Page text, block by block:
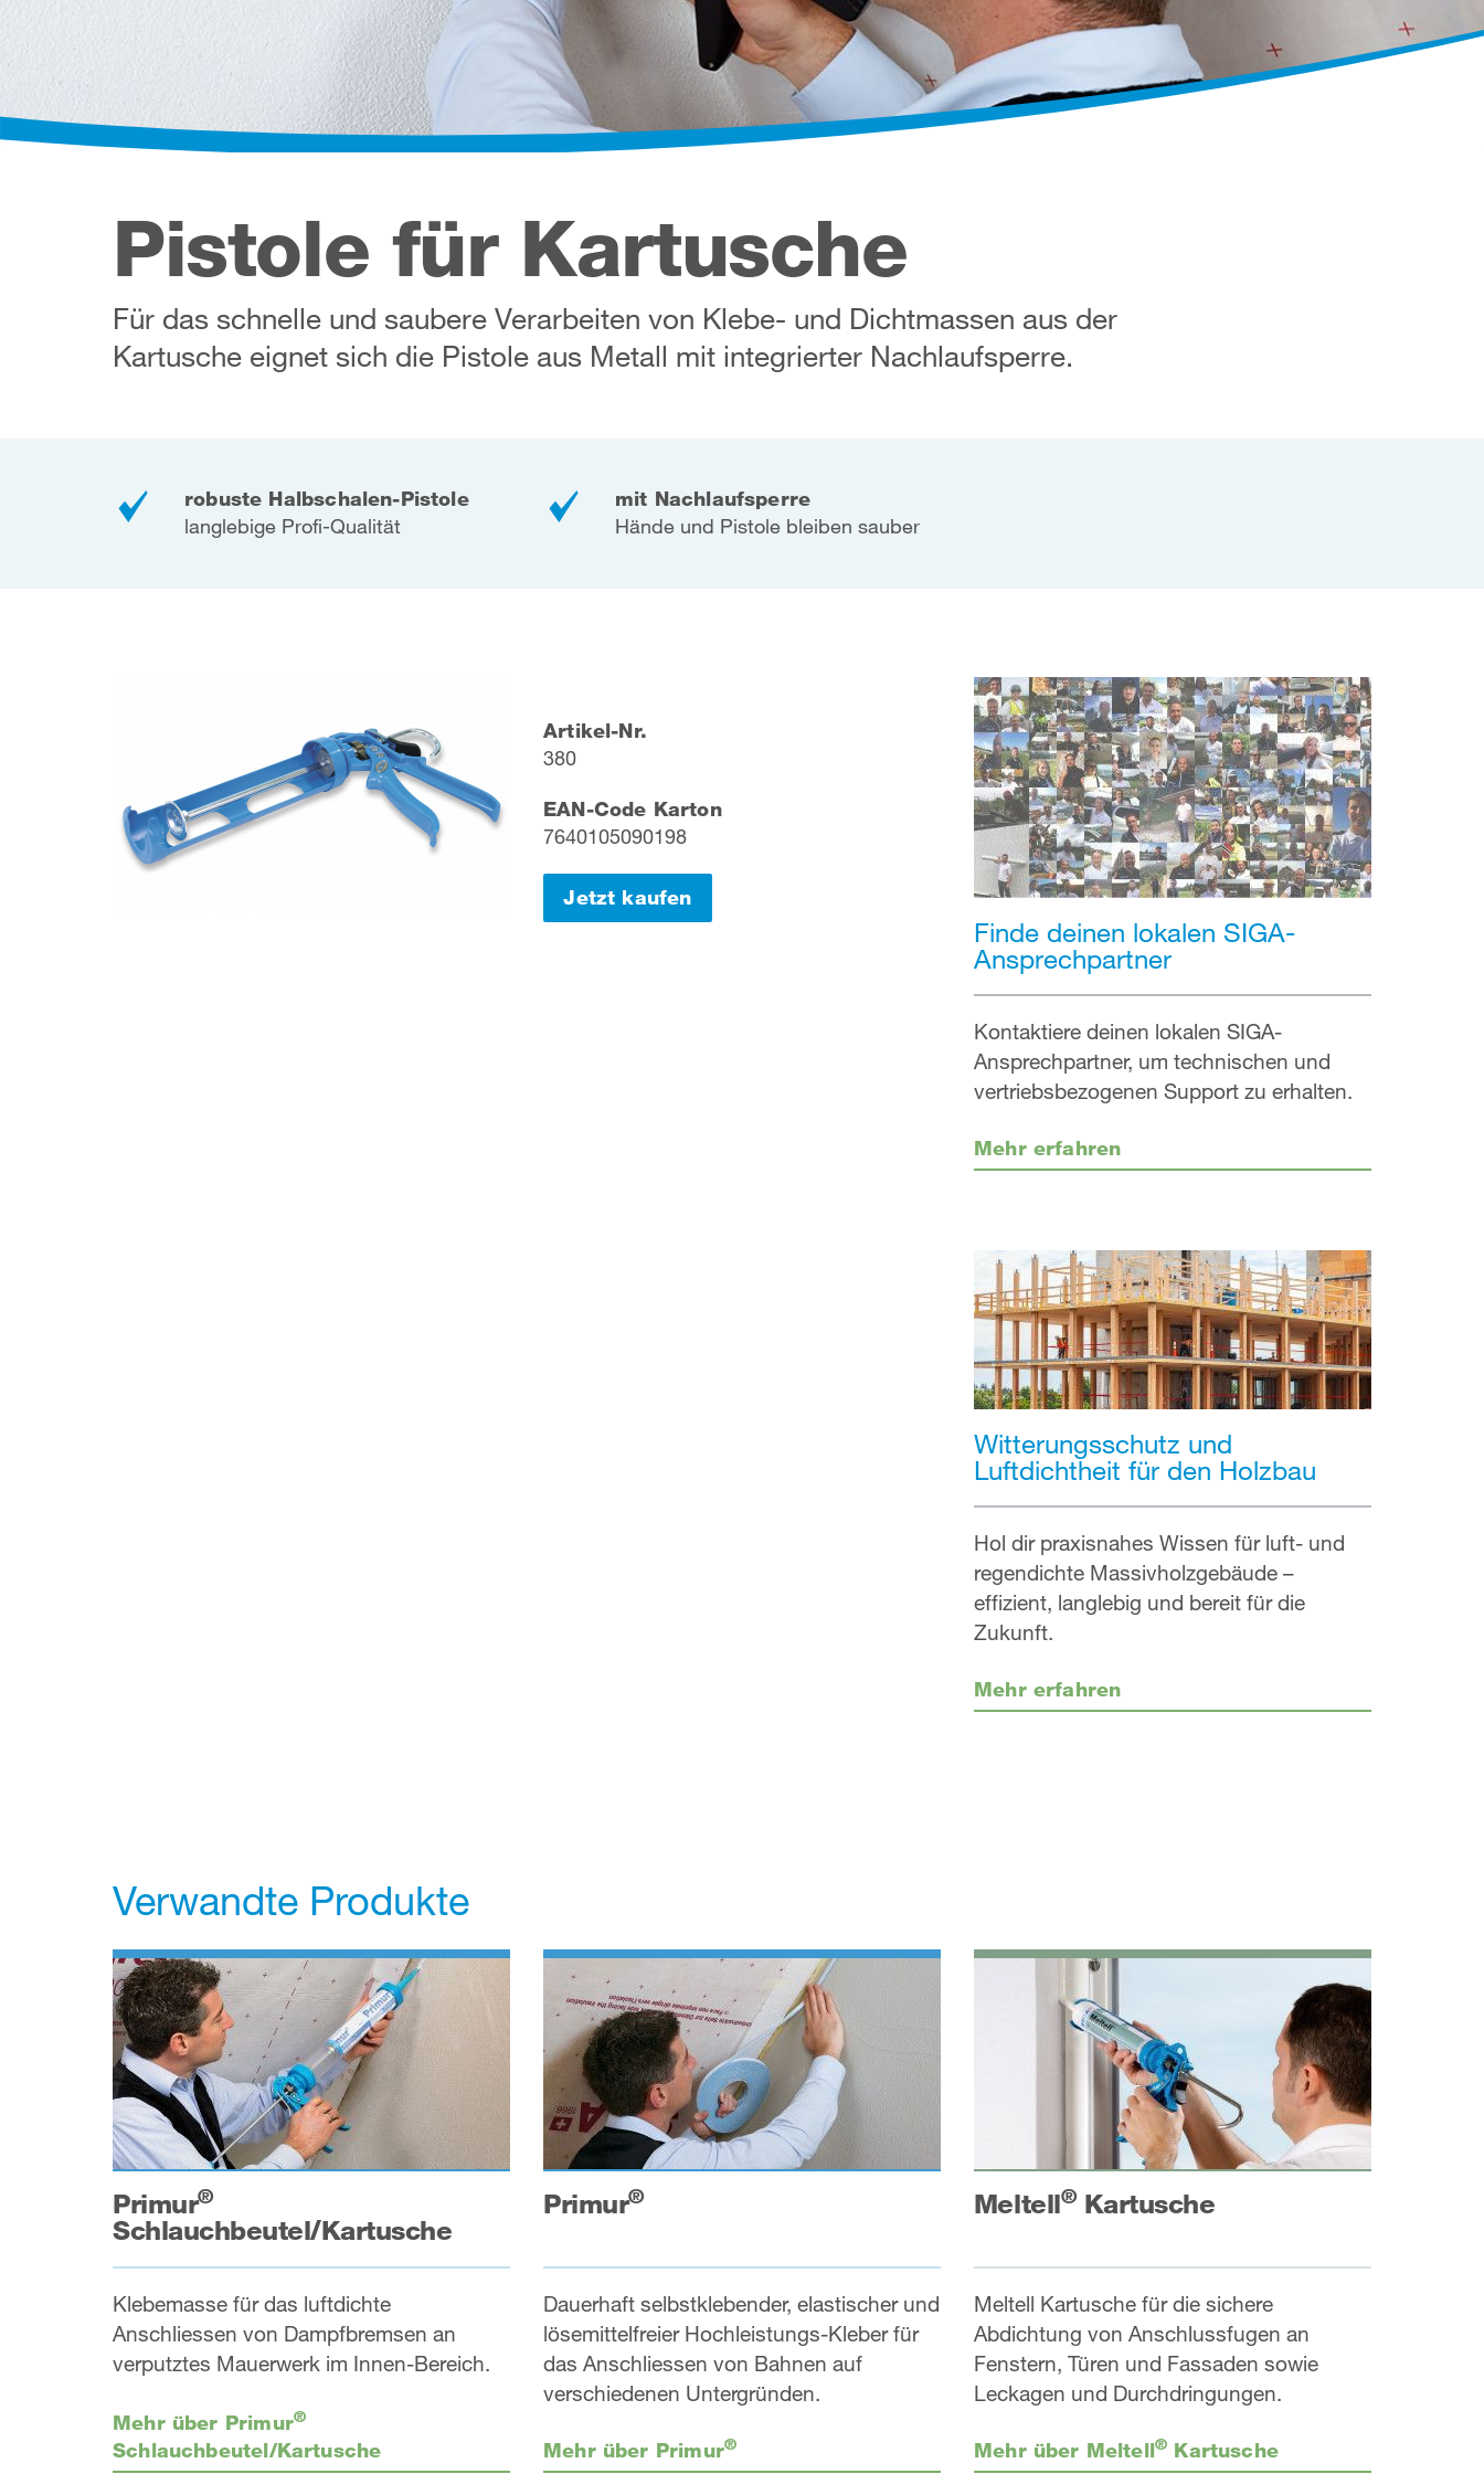
Pistole für Kartusche
Für das schnelle und saubere Verarbeiten von Klebe- und Dichtmassen aus der
Kartusche eignet sich die Pistole aus Metall mit integrierter Nachlaufsperre.
robuste Halbschalen-Pistole
langlebige Profi-Qualität
mit Nachlaufsperre
Hände und Pistole bleiben sauber
Artikel-Nr.
380
EAN-Code Karton
7640105090198
Jetzt kaufen
Finde deinen lokalen SIGA-
Ansprechpartner
Kontaktiere deinen lokalen SIGA-
Ansprechpartner, um technischen und
vertriebsbezogenen Support zu erhalten.
Mehr erfahren
Witterungsschutz und
Luftdichtheit für den Holzbau
Hol dir praxisnahes Wissen für luft- und
regendichte Massivholzgebäude –
effizient, langlebig und bereit für die
Zukunft.
Mehr erfahren
Verwandte Produkte
Primur®
Schlauchbeutel/Kartusche
Klebemasse für das luftdichte
Anschliessen von Dampfbremsen an
verputztes Mauerwerk im Innen-Bereich.
Mehr über Primur®
Schlauchbeutel/Kartusche
Primur®
Dauerhaft selbstklebender, elastischer und
lösemittelfreier Hochleistungs-Kleber für
das Anschliessen von Bahnen auf
verschiedenen Untergründen.
Mehr über Primur®
Meltell®Kartusche
Meltell Kartusche für die sichere
Abdichtung von Anschlussfugen an
Fenstern, Türen und Fassaden sowie
Leckagen und Durchdringungen.
Mehr über Meltell® Kartusche